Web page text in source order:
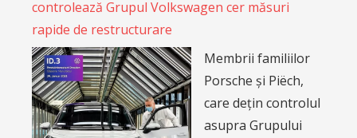
controlează Grupul Volkswagen cer măsuri
rapide de restructurare
Membrii familiilor
Porsche și Piëch,
care dețin controlul
asupra Grupului